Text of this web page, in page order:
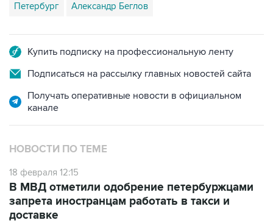
Петербург Александр Беглов
Купить подписку на профессиональную ленту
Подписаться на рассылку главных новостей сайта
Получать оперативные новости в официальном
канале
НОВОСТИ ПО ТЕМЕ
18 февраля 12:15
В МВД отметили одобрение петербуржцами
запрета иностранцам работать в такси и
доставке